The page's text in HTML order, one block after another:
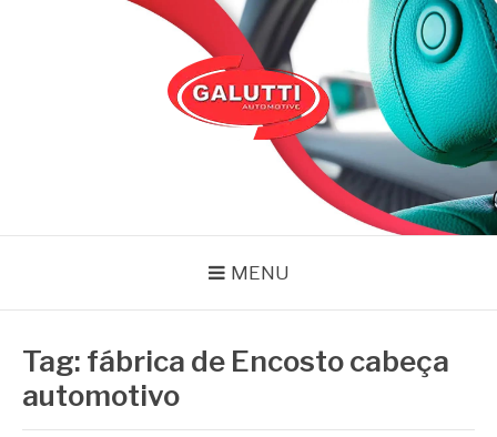
MENU
Tag: fábrica de Encosto cabeça
automotivo